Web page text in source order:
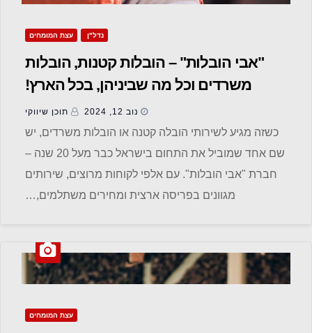
נדל"ן עצת המומחים
"אבי הובלות" – הובלות קטנות, הובלות
משרדים וכל מה שביניהן, בכל הארץ!
נוב 12, 2024 תוכן שיווקי
כשזה מגיע לשירותי הובלה קטנה או הובלות משרדים, יש
שם אחד שמוביל את התחום בישראל כבר מעל 20 שנה –
חברת "אבי הובלות". עם אלפי לקוחות מרוצים, שירותים
מגוונים בפריסה ארצית ומחירים משתלמים,…
עצת המומחים